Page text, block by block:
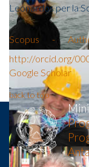
Leonardos per la
Scopus -
http://orcid.org/
Google Scholar
back to top